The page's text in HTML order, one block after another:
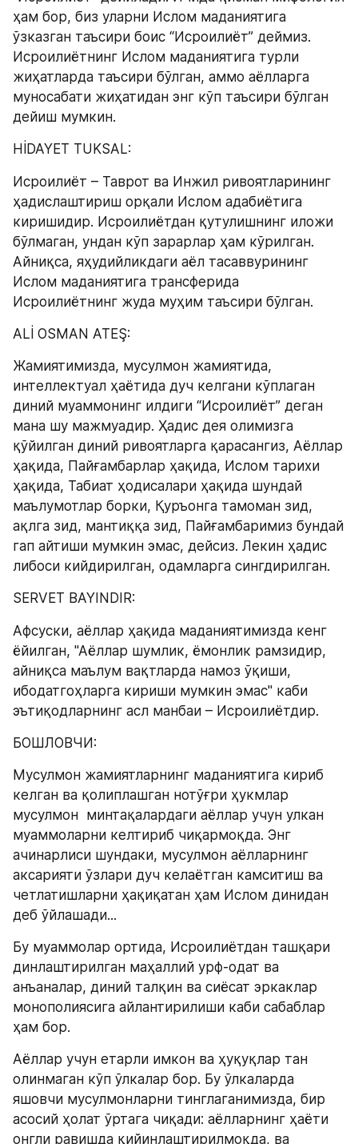
ҳам бор, биз уларни Ислом маданиятига
ўзказган таъсири боис “Исроилиёт” деймиз.
Исроилиётнинг Ислом маданиятига турли
жиҳатларда таъсири бўлган, аммо аёлларга
муносабати жиҳатидан энг кўп таъсири бўлган
дейиш мумкин.
HİDAYET TUKSAL:
Исроилиёт – Таврот ва Инжил ривоятларининг
ҳадислаштириш орқали Ислом адабиётига
киришидир. Исроилиётдан қутулишнинг иложи
бўлмаган, ундан кўп зарарлар ҳам кўрилган.
Айниқса, яҳудийликдаги аёл тасаввурининг
Ислом маданиятига трансферида
Исроилиётнинг жуда муҳим таъсири бўлган.
ALİ OSMAN ATEŞ:
Жамиятимизда, мусулмон жамиятида,
интеллектуал ҳаётида дуч келгани кўплаган
диний муаммонинг илдиги “Исроилиёт” деган
мана шу мажмуадир. Ҳадис дея олимизга
қўйилган диний ривоятларга қарасангиз, Аёллар
ҳақида, Пайғамбарлар ҳақида, Ислом тарихи
ҳақида, Табиат ҳодисалари ҳақида шундай
маълумотлар борки, Қуръонга тамоман зид,
ақлга зид, мантиққа зид, Пайғамбаримиз бундай
гап айтиши мумкин эмас, дейсиз. Лекин ҳадис
либоси кийдирилган, одамларга сингдирилган.
SERVET BAYINDIR:
Афсуски, аёллар ҳақида маданиятимизда кенг
ёйилган, "Аёллар шумлик, ёмонлик рамзидир,
айниқса маълум вақтларда намоз ўқиши,
ибодатгоҳларга кириши мумкин эмас" каби
эътиқодларнинг асл манбаи – Исроилиётдир.
БОШЛОВЧИ:
Мусулмон жамиятларнинг маданиятига кириб
келган ва қолиплашган нотўғри ҳукмлар
мусулмон  минтақалардаги аёллар учун улкан
муаммоларни келтириб чиқармоқда. Энг
ачинарлиси шундаки, мусулмон аёлларнинг
аксарияти ўзлари дуч келаётган камситиш ва
четлатишларни ҳақиқатан ҳам Ислом динидан
деб ўйлашади...
Бу муаммолар ортида, Исроилиётдан ташқари
динлаштирилган маҳаллий урф-одат ва
анъаналар, диний талқин ва сиёсат эркаклар
монополиясига айлантирилиши каби сабаблар
ҳам бор.
Aёллар учун етарли имкон ва ҳуқуқлар тан
олинмаган кўп ўлкалар бор. Бу ўлкаларда
яшовчи мусулмонларни тинглаганимизда, бир
асосий ҳолат ўртага чиқади: аёлларнинг ҳаёти
онгли равишда қийинлаштирилмоқда, ва